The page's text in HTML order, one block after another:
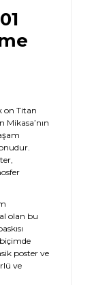
on Titan
olan bu
poster ve
ve